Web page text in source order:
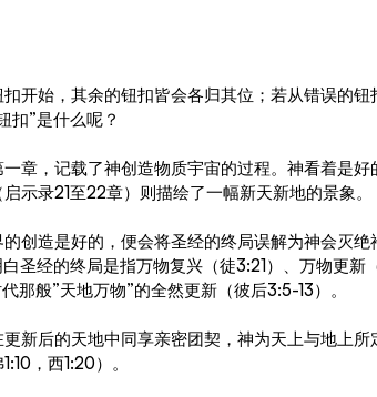
开始，其余的钮扣皆会各归其位；若从错误的
扣”是什么呢？
章，记载了神创造物质宇宙的过程。神看着是
示录21至22章）则描绘了一幅新天新地的景象。
创造是好的，便会将圣经的终局误解为神会灭
圣经的终局是指万物复兴（徒3:21）、万物更新
那般”天地万物”的全然更新（彼后3:5-13）。
新后的天地中同享亲密团契，神为天上与地上
，西1:20）。